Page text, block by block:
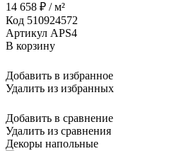
14 658 ₽ / м²
Код 510924572
Артикул APS4
В корзину
Добавить в избранное
Удалить из избранных
Добавить в сравнение
Удалить из сравнения
Декоры напольные